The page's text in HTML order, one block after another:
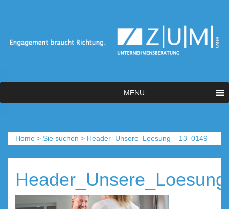
MENU
Home > Sie suchen > Header_Unsere_Loesung__13_0149